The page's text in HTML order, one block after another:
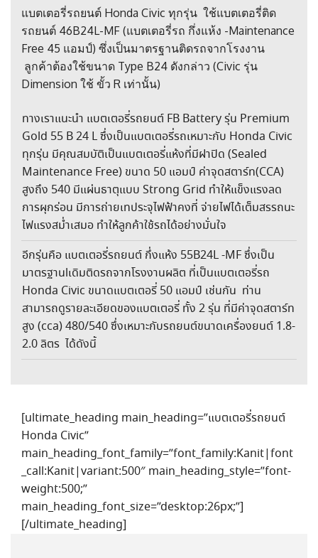
แบตเตอรี่รถยนต์ Honda Civic ทุกรุ่น ใช้แบตเตอรี่ติด
รถยนต์ 46B24L-MF (แบตเตอรี่รถ กึ่งแห้ง -Maintenance
Free 45 แอมป์) ซึ่งเป็นมาตรฐานติดรถจากโรงงาน
ลูกค้าต้องใช้ขนาด Type B24 ดังกล่าว (Civic รุ่น
Dimension ใช้ ขั้ว R เท่านั้น)
ทางเราแนะนำ แบตเตอรี่รถยนต์ FB Battery รุ่น Premium
Gold 55 B 24 L ซึ่งเป็นแบตเตอรี่รถเหมาะกับ Honda Civic
ทุกรุ่น มีคุณสมบัติเป็นแบตเตอรี่แห้งที่มีฝาปิด (Sealed
Maintenance Free) ขนาด 50 แอมป์ ค่าจุดสตาร์ท(CCA)
สูงถึง 540 มีแผ่นธาตุแบบ Strong Grid ทำให้แข็งแรงลด
การผุกร่อน มีการถ่ายเทประจุไฟฟ้าคงที่ จ่ายไฟได้เต็มสรรถนะ
ไฟแรงสม่ำเสมอ ทำให้ลูกค้าใช้รถได้อย่างมั่นใจ
อีกรุ่นคือ แบตเตอรี่รถยนต์ กึ่งแห้ง 55B24L -MF ซึ่งเป็น
มาตรฐานlเดิมติดรถจากโรงงานผลิต ที่เป็นแบตเตอรี่รถ
Honda Civic ขนาดแบตเตอรี่ 50 แอมป์ เช่นกัน ท่าน
สามารถดูรายละเอียดของแบตเตอรี่ ทั้ง 2 รุ่น ที่มีค่าจุดสตาร์ท
สูง (cca) 480/540 ซึ่งเหมาะกับรถยนต์ขนาดเครื่องยนต์ 1.8-
2.0 ลิตร ได้ดังนี้
[ultimate_heading main_heading=”แบตเตอรี่รถยนต์
Honda Civic”
main_heading_font_family=”font_family:Kanit|font
_call:Kanit|variant:500″ main_heading_style=”font-
weight:500;”
main_heading_font_size=”desktop:26px;”]
[/ultimate_heading]